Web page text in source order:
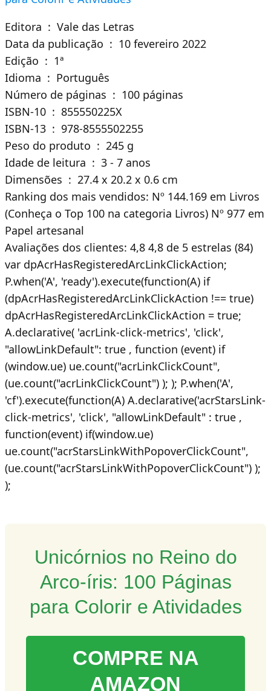
Editora ‏ : ‎ Vale das Letras
Data da publicação ‏ : ‎ 10 fevereiro 2022
Edição ‏ : ‎ 1ª
Idioma ‏ : ‎ Português
Número de páginas ‏ : ‎ 100 páginas
ISBN-10 ‏ : ‎ 855550225X
ISBN-13 ‏ : ‎ 978-8555502255
Peso do produto ‏ : ‎ 245 g
Idade de leitura ‏ : ‎ 3 - 7 anos
Dimensões ‏ : ‎ 27.4 x 20.2 x 0.6 cm
Ranking dos mais vendidos: Nº 144.169 em Livros
(Conheça o Top 100 na categoria Livros) Nº 977 em
Papel artesanal
Avaliações dos clientes: 4,8 4,8 de 5 estrelas (84)
var dpAcrHasRegisteredArcLinkClickAction;
P.when('A', 'ready').execute(function(A) if
(dpAcrHasRegisteredArcLinkClickAction !== true)
dpAcrHasRegisteredArcLinkClickAction = true;
A.declarative( 'acrLink-click-metrics', 'click',
"allowLinkDefault": true , function (event) if
(window.ue) ue.count("acrLinkClickCount",
(ue.count("acrLinkClickCount") ); ); P.when('A',
'cf').execute(function(A) A.declarative('acrStarsLink-
click-metrics', 'click', "allowLinkDefault" : true ,
function(event) if(window.ue)
ue.count("acrStarsLinkWithPopoverClickCount",
(ue.count("acrStarsLinkWithPopoverClickCount") );
);
Unicórnios no Reino do
Arco-íris: 100 Páginas
para Colorir e Atividades
COMPRE NA
AMAZON